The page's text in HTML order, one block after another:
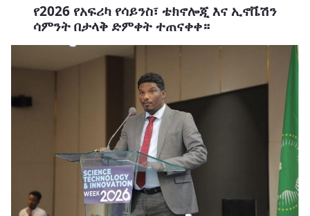
የ2026 የአፍሪካ የሳይንስ፣ ቴክኖሎጂ እና ኢኖቬሽን
ሳምንት በታላቅ ድምቀት ተጠናቀቀ።